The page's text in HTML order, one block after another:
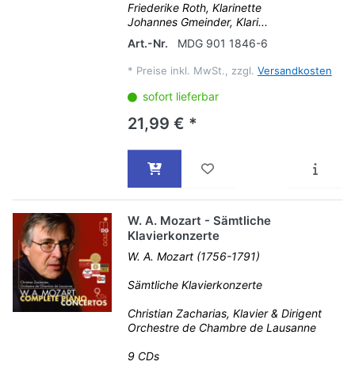
Friederike Roth, Klarinette
Johannes Gmeinder, Klari...
Art.-Nr.
MDG 901 1846-6
* Preise inkl. MwSt., zzgl. Versandkosten
sofort lieferbar
21,99 € *
W. A. Mozart - Sämtliche
Klavierkonzerte
W. A. Mozart (1756-1791)
Sämtliche Klavierkonzerte
Christian Zacharias, Klavier & Dirigent
Orchestre de Chambre de Lausanne
9 CDs